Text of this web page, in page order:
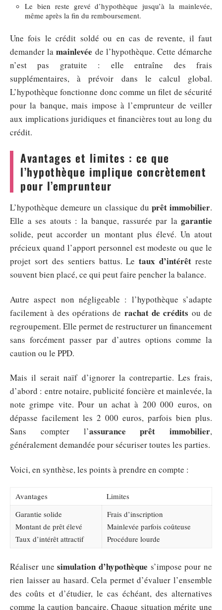
Le bien reste grevé d’hypothèque jusqu’à la mainlevée,
même après la fin du remboursement.
Une fois le crédit soldé ou en cas de revente, il faut
demander lamainlevée de l’hypothèque. Cette démarche
n’est pas gratuite : elle entraîne des frais
supplémentaires, à prévoir dans le calcul global.
L’hypothèque fonctionne donc comme un filet de sécurité
pour la banque, mais impose à l’emprunteur de veiller
aux implications juridiques et financières tout au long du
crédit.
Avantages et limites : ce que
l’hypothèque implique concrètement
pour l’emprunteur
L’hypothèque demeure un classique du prêt immobilier.
Elle a ses atouts : la banque, rassurée par la garantie
solide, peut accorder un montant plus élevé. Un atout
précieux quand l’apport personnel est modeste ou que le
projet sort des sentiers battus. Letaux d’intérêt reste
souvent bien placé, ce qui peut faire pencher la balance.
Autre aspect non négligeable : l’hypothèque s’adapte
facilement à des opérations de rachat de crédits ou de
regroupement. Elle permet de restructurer un financement
sans forcément passer par d’autres options comme la
caution ou le PPD.
Mais il serait naïf d’ignorer la contrepartie. Les frais,
d’abord : entre notaire, publicité foncière et mainlevée, la
note grimpe vite. Pour un achat à 200 000 euros, on
dépasse facilement les 2 000 euros, parfois bien plus.
Sans compter l’assurance prêt immobilier,
généralement demandée pour sécuriser toutes les parties.
Voici, en synthèse, les points à prendre en compte :
Avantages
Limites
Garantie solide
Montant de prêt élevé
Taux d’intérêt attractif
Frais d’inscription
Mainlevée parfois coûteuse
Procédure lourde
Réaliser unesimulation d’hypothèque s’impose pour ne
rien laisser au hasard. Cela permet d’évaluer l’ensemble
des coûts et d’étudier, le cas échéant, des alternatives
comme la caution bancaire. Chaque situation mérite une